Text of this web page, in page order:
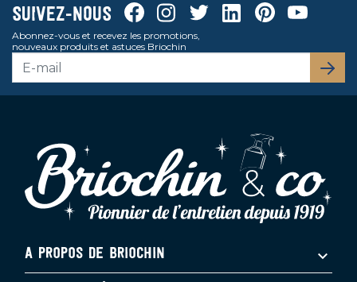
Suivez-nous FacebookInstagramTwitterLinkedinPinterestYoutube
Abonnez-vous et recevez les promotions,
nouveaux produits et astuces Briochin
A PROPOS DE BRIOCHIN